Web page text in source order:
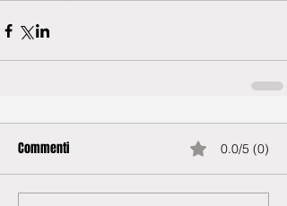
Commenti 0.0/5 (0)